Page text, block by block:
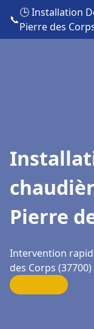
📞
🕒 Installation
Pierre des
Pierre
Intervention
des Corps (37700)